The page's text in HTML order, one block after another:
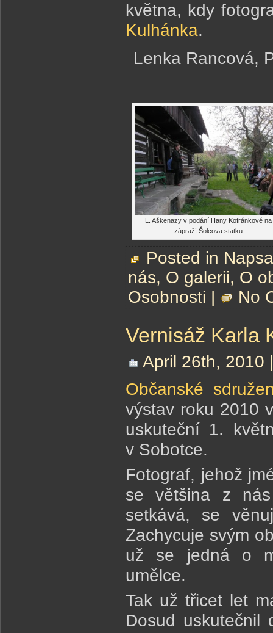
května, kdy
Kulhánka.
Lenka Rancová,
L. Aškenazy v podání Hany Kofránkové na
zápraží Šolcova statku
Posted in
nás, O galerii, O
Osobnosti | No
Vernisáž Karla
April 26th, 2010
Občanské
výstav roku 2010
uskuteční 1.
v Sobotce.
Fotograf, jehož
se většina z
setkává, se
Zachycuje svým
už se jedná o
umělce.
Tak už třicet let
Dosud uskutečnil